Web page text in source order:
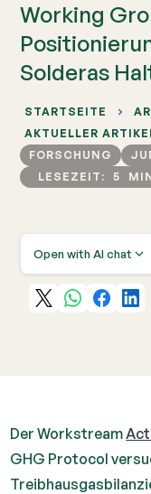
STARTSEITE
AKTUELLER
FORSCHUNG
LESEZEIT:
5
Open with AI chat
Working
Solderas
Der Workstream
GHG Protocol